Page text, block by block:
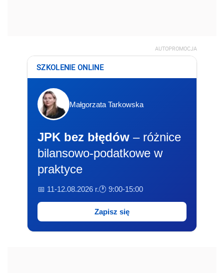
AUTOPROMOCJA
SZKOLENIE ONLINE
Małgorzata Tarkowska
JPK bez błędów – różnice
bilansowo-podatkowe w
praktyce
📅 11-12.08.2026 r.🕐 9:00-15:00
Zapisz się